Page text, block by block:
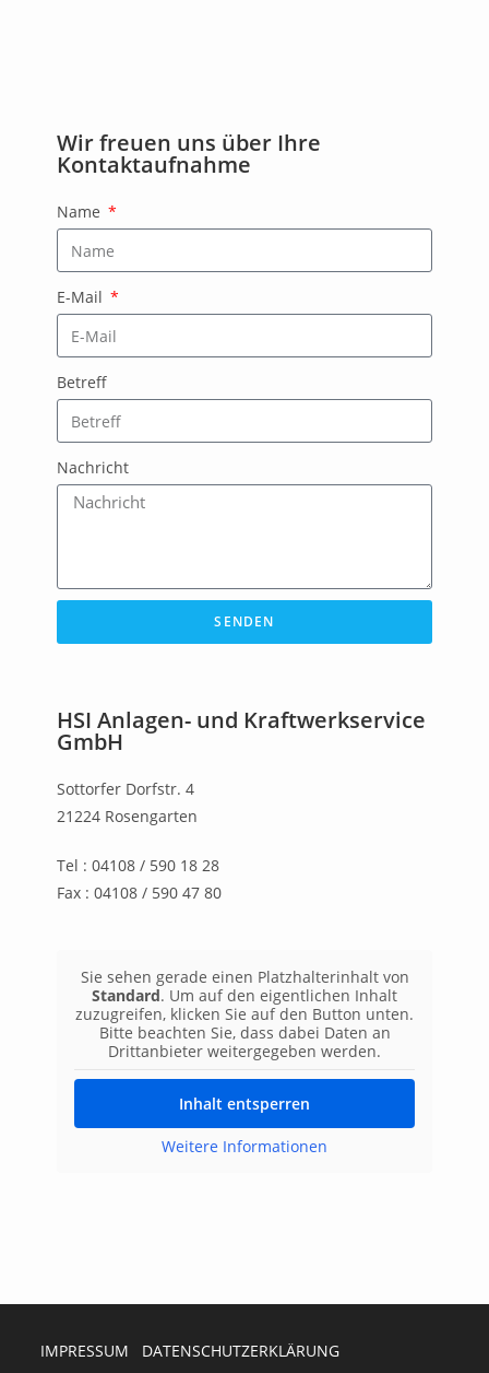
Wir freuen uns über Ihre
Kontaktaufnahme
Name
E-Mail
Betreff
Nachricht
SENDEN
HSI Anlagen- und Kraftwerkservice
GmbH
Sottorfer Dorfstr. 4
21224 Rosengarten
Tel : 04108 / 590 18 28
Fax : 04108 / 590 47 80
Sie sehen gerade einen Platzhalterinhalt von
Standard. Um auf den eigentlichen Inhalt
zuzugreifen, klicken Sie auf den Button unten.
Bitte beachten Sie, dass dabei Daten an
Drittanbieter weitergegeben werden.
Inhalt entsperren
Weitere Informationen
IMPRESSUM DATENSCHUTZERKLÄRUNG